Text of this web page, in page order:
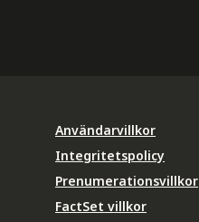
Användarvillkor
Integritetspolicy
Prenumerationsvillkor
FactSet villkor